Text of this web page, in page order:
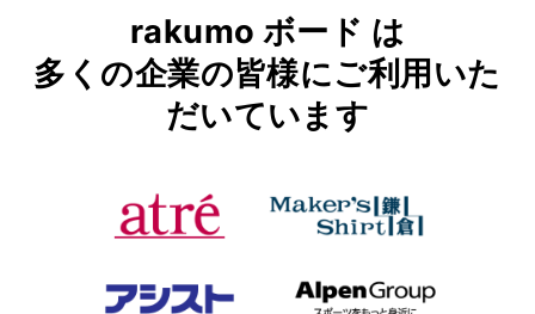
rakumo ボード は
多くの企業の皆様にご利用いた
だいています